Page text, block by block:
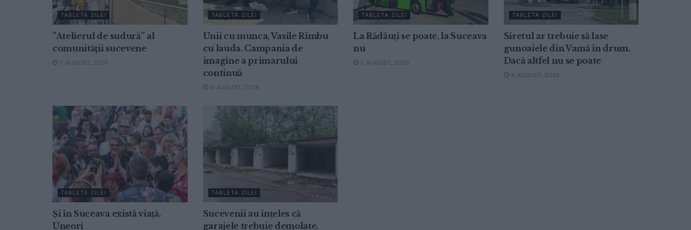
TABLETA ZILEI
”Atelierul de sudură” al
comunității sucevene
7 AUGUST, 2026
TABLETA ZILEI
Unii cu munca, Vasile Rîmbu
cu lauda. Campania de
imagine a primarului
continuă
6 AUGUST, 2026
TABLETA ZILEI
La Rădăuți se poate, la Suceava
nu
5 AUGUST, 2026
TABLETA ZILEI
Siretul ar trebuie să lase
gunoaiele din Vamă în drum.
Dacă altfel nu se poate
4 AUGUST, 2026
TABLETA ZILEI
Și în Suceava există viață.
Uneori
TABLETA ZILEI
Sucevenii au înțeles că
garajele trebuie demolate.